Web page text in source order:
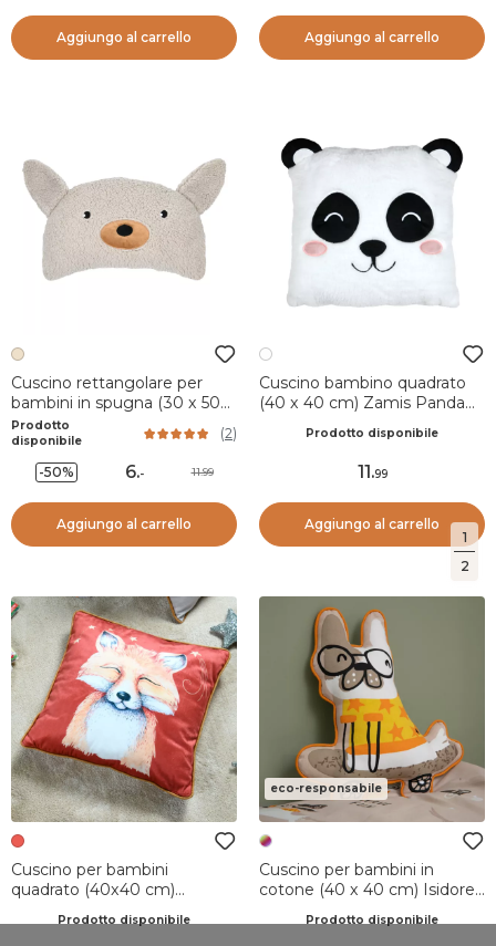
1
2
Aggiungo al carrello Aggiungo al carrello
Cuscino rettangolare per
bambini in spugna (30 x 50
cm) Minus Beige
Prodotto
disponibile
(2)
-50% 6.- 11.99
Aggiungo al carrello
Cuscino bambino quadrato
(40 x 40 cm) Zamis Panda
Prodotto disponibile
11.99
Aggiungo al carrello
Cuscino per bambini
quadrato (40x40 cm)
Prodotto disponibile
eco-responsabile
Cuscino per bambini in
cotone (40 x 40 cm) Isidore
Prodotto disponibile